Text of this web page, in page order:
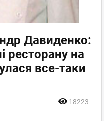
Давиденко:
ресторану на
все-таки
18223